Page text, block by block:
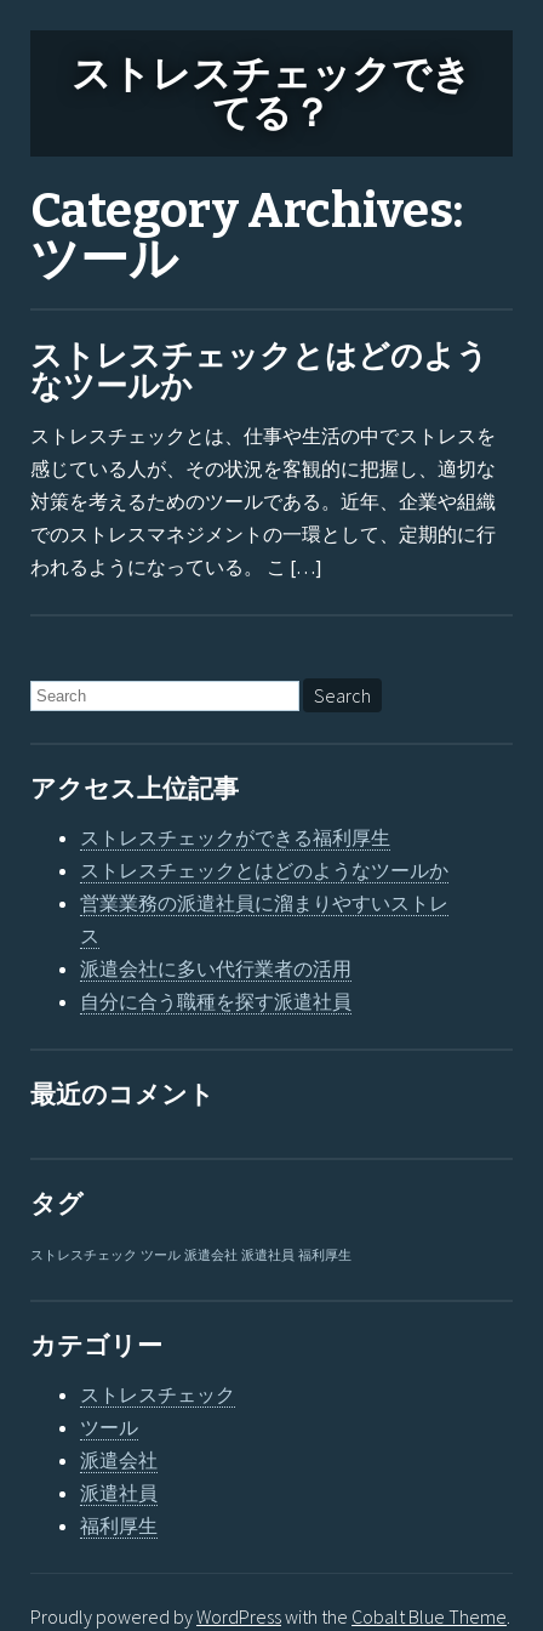
ストレスチェックでき
てる？
Category Archives:
ツール
ストレスチェックとはどのよう
なツールか
ストレスチェックとは、仕事や生活の中でストレスを
感じている人が、その状況を客観的に把握し、適切な
対策を考えるためのツールである。近年、企業や組織
でのストレスマネジメントの一環として、定期的に行
われるようになっている。 こ […]
アクセス上位記事
ストレスチェックができる福利厚生
ストレスチェックとはどのようなツールか
営業業務の派遣社員に溜まりやすいストレ
ス
派遣会社に多い代行業者の活用
自分に合う職種を探す派遣社員
最近のコメント
タグ
ストレスチェック ツール 派遣会社 派遣社員 福利厚生
カテゴリー
ストレスチェック
ツール
派遣会社
派遣社員
福利厚生
Proudly powered byWordPresswith the Cobalt Blue Theme.